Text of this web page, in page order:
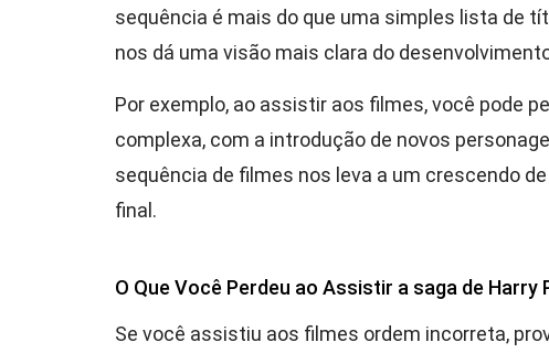
sequência é mais do que uma simples lista de
nos dá uma visão mais clara do
Por exemplo, ao assistir aos filmes, você pode
complexa, com a introdução de novos
sequência de filmes nos leva a um crescendo
final.
O Que Você Perdeu ao Assistir a saga de Harry
Se você assistiu aos filmes ordem incorreta,